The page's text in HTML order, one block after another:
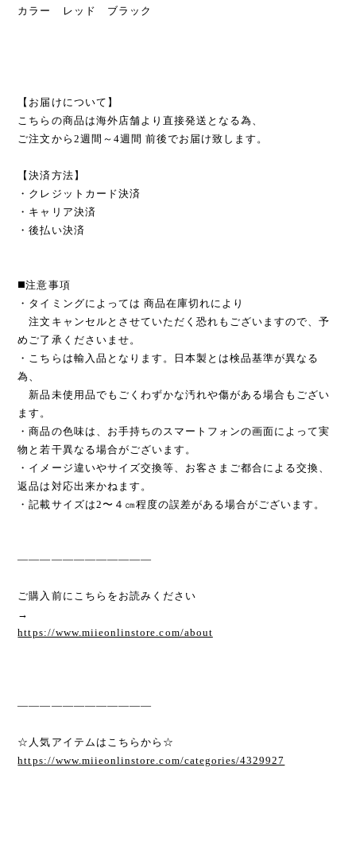
カラー レッド ブラック
【お届けについて】
こちらの商品は海外店舗より直接発送となる為、
ご注文から2週間～4週間 前後でお届け致します。
【決済方法】
・クレジットカード決済
・キャリア決済
・後払い決済
◼️注意事項
・タイミングによっては 商品在庫切れにより
注文キャンセルとさせていただく恐れもございますので、予
めご了承くださいませ。
・こちらは輸入品となります。日本製とは検品基準が異なる
為、
新品未使用品でもごくわずかな汚れや傷がある場合もござい
ます。
・商品の色味は、お手持ちのスマートフォンの画面によって実
物と若干異なる場合がございます。
・イメージ違いやサイズ交換等、お客さまご都合による交換、
返品は対応出来かねます。
・記載サイズは2〜４㎝程度の誤差がある場合がございます。
————————————
ご購入前にこちらをお読みください
→
https://www.miieonlinstore.com/about
————————————
☆人気アイテムはこちらから☆
https://www.miieonlinstore.com/categories/4329927